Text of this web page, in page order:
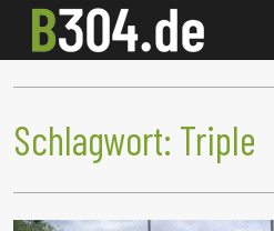
Schlagwort: Triple